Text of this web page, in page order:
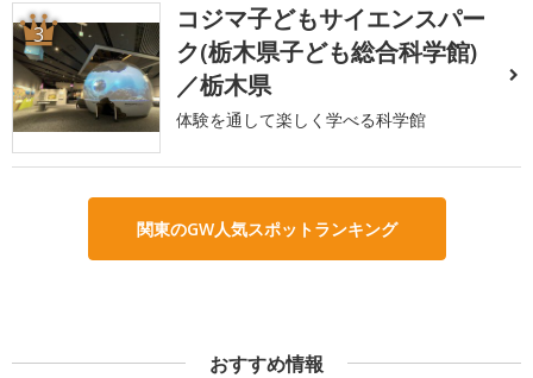
3
コジマ子どもサイエンスパー
ク(栃木県子ども総合科学館)
／栃木県
体験を通して楽しく学べる科学館
関東のGW人気スポットランキング
おすすめ情報